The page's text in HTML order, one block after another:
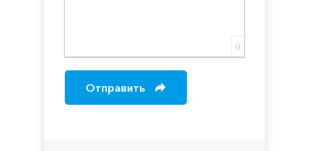
0
Отправить